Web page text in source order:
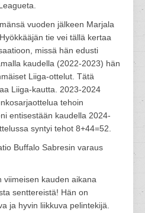
vuoden jälkeen Marjala
tie vei tällä kertaa
missä hän edusti
kaudella (2022-2023) hän
Liiga-ottelut. Tätä
Liiga-kautta. 2023-2024
tehoin
entisestään kaudella 2024-
syntyi tehot 8+44=52.
Buffalo Sabresin varaus
viimeisen kauden aikana
senttereistä! Hän on
ja hyvin liikkuva pelintekijä.